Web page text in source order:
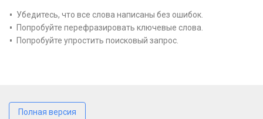
Убедитесь, что все слова написаны без ошибок.
Попробуйте перефразировать ключевые слова.
Попробуйте упростить поисковый запрос.
Полная версия